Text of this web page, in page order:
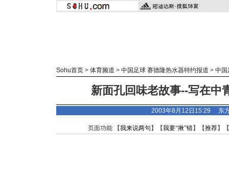
Sohu首页 > 体育频道 > 中国足球 赛德隆热水器特约报道 > 中国
新面孔回味老故事--写在中
2003年8月12日15:29 东
页面功能 【我来说两句 】【我要“揪”错】【推荐】